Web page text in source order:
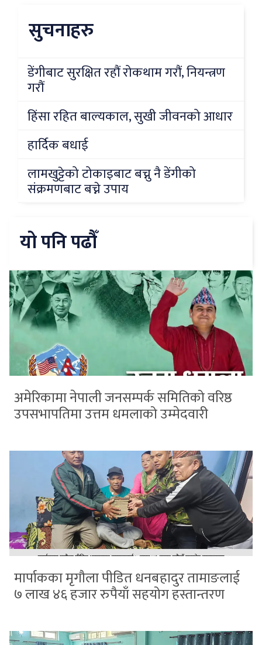
सुचनाहरु
डेंगीबाट सुरक्षित रहौं रोकथाम गरौं, नियन्त्रण
गरौं
हिंसा रहित बाल्यकाल, सुखी जीवनको आधार
हार्दिक बधाई
लामखुट्टेको टोकाइबाट बच्नु नै डेंगीको
संक्रमणबाट बच्ने उपाय
यो पनि पढौँ
अमेरिकामा नेपाली जनसम्पर्क समितिको वरिष्ठ
उपसभापतिमा उत्तम धमलाको उम्मेदवारी
मार्पाकका मृगौला पीडित धनबहादुर तामाङलाई
७ लाख ४६ हजार रुपैयाँ सहयोग हस्तान्तरण